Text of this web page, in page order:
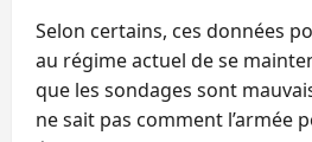
Selon certains, ces données
au régime actuel de se
que les sondages sont
ne sait pas comment l’armée